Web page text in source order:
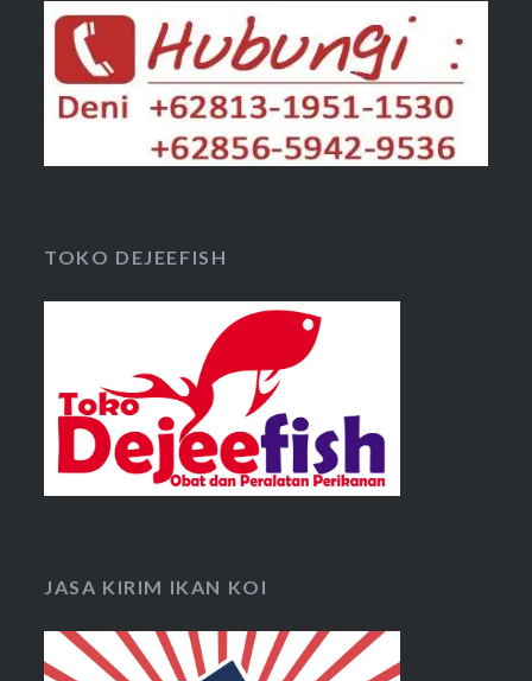
TOKO DEJEEFISH
JASA KIRIM IKAN KOI